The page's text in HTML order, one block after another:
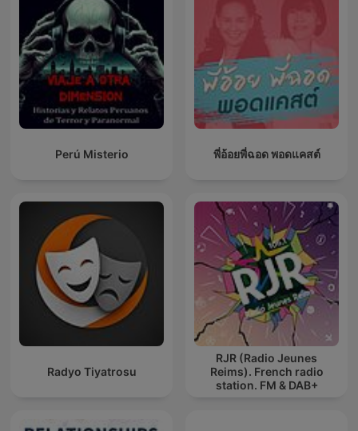
Perú Misterio พี่อ้อยพี่ฉอด พอดแคสต์
Radyo Tiyatrosu
RJR (Radio Jeunes
Reims). French radio
station. FM & DAB+